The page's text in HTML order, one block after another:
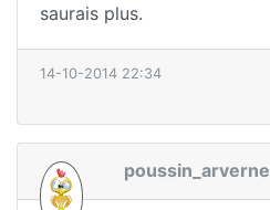
saurais plus.
14-10-2014 22:34
poussin_arverne